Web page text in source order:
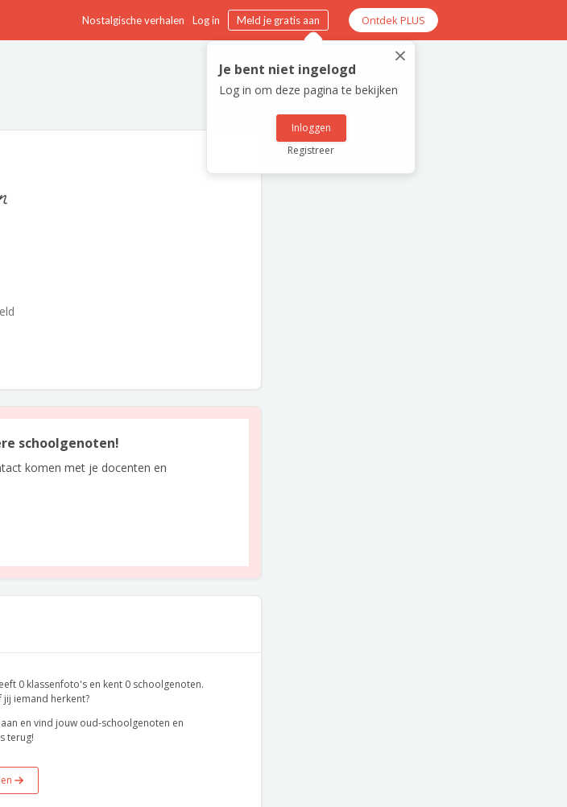
Nostalgische verhalen Log in Meld je gratis aan Ontdek PLUS
×
Je bent niet ingelogd
Log in om deze pagina te bekijken
Inloggen
Registreer
schoolgenoten!
komen met je docenten en
0 klassenfoto's en kent 0 schoolgenoten.
jij iemand herkent?
en vind jouw oud-schoolgenoten en
terug!